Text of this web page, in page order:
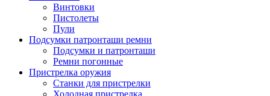
Винтовки
Пистолеты
Пули
Подсумки патронташи ремни
Подсумки и патронташи
Ремни погонные
Пристрелка оружия
Станки для пристрелки
Холодная пристрелка